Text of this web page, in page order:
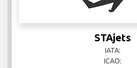
STAjets
IATA:
ICAO: